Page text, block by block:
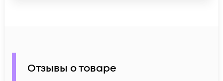
Отзывы о товаре